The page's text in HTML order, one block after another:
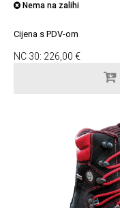
Nema na zalihi
Cijena s PDV-om
NC 30: 226,00 €